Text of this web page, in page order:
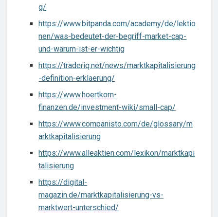
g/
https://www.bitpanda.com/academy/de/lektio
nen/was-bedeutet-der-begriff-market-cap-
und-warum-ist-er-wichtig
https://traderiq.net/news/marktkapitalisierung
-definition-erklaerung/
https://www.hoertkorn-
finanzen.de/investment-wiki/small-cap/
https://www.companisto.com/de/glossary/m
arktkapitalisierung
https://www.alleaktien.com/lexikon/marktkapi
talisierung
https://digital-
magazin.de/marktkapitalisierung-vs-
marktwert-unterschied/